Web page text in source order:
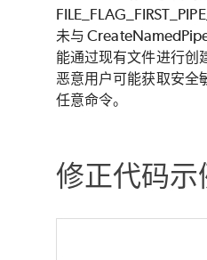
未与
能通过现有文件进行创
恶意用户可能获取安全
任意命令。
修正代码示